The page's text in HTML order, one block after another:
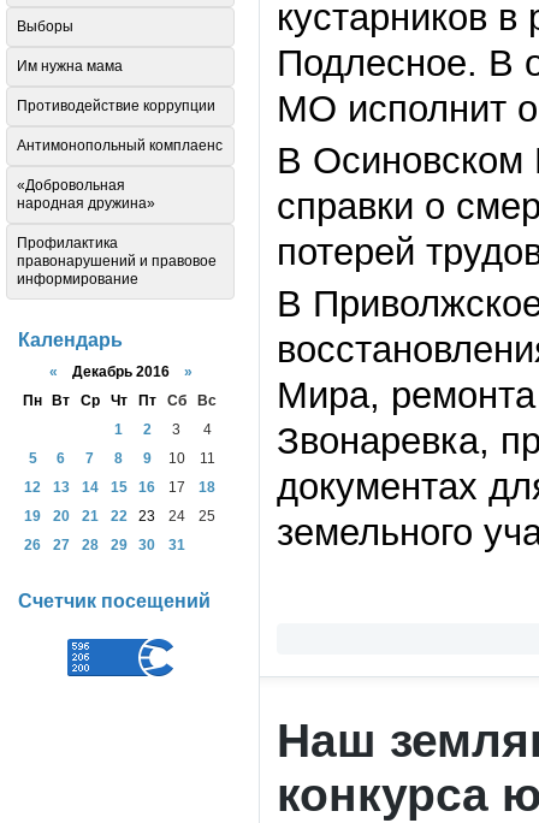
кустарников
Подлесное. В
МО исполнит
В
справки о
потерей
В
Мира, ремонта
Звонаревка,
документах
земельного
Наш
конкурса
Выборы
Им нужна мама
Противодействие коррупции
Антимонопольный комплаенс
«Добровольная
народная дружина»
Профилактика
правонарушений и правовое
информирование
Календарь
« Декабрь 2016 »
Пн
Вт Ср Чт Пт Сб
Вс
1
2 3
4
5
6 7 8 9 10
11
12
13 14 15 16 17
18
19
20 21 22 23 24
25
26
27 28 29 30 31
Счетчик посещений